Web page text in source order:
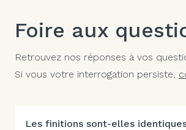
Foire aux
Retrouvez nos réponses à vos
Si vous votre interrogation persiste,
Les finitions sont-elles